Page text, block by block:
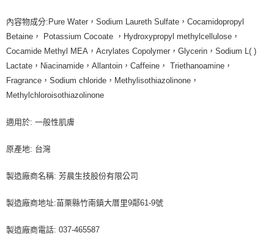
內容物成分:Pure Water，Sodium Laureth Sulfate，Cocamidopropyl
Betaine， Potassium Cocoate ，Hydroxypropyl methylcellulose，
Cocamide Methyl MEA，Acrylates Copolymer，Glycerin，Sodium L( )
Lactate，Niacinamide，Allantoin，Caffeine， Triethanoamine，
Fragrance，Sodium chloride，Methylisothiazolinone，
Methylchloroisothiazolinone
適用於: 一般性肌膚
原產地: 台灣
製造廠商名稱: 芳晨生技股份有限公司
製造廠商地址:苗栗縣竹南鎮大厝里9鄰61-9號
製造廠商電話: 037-465587